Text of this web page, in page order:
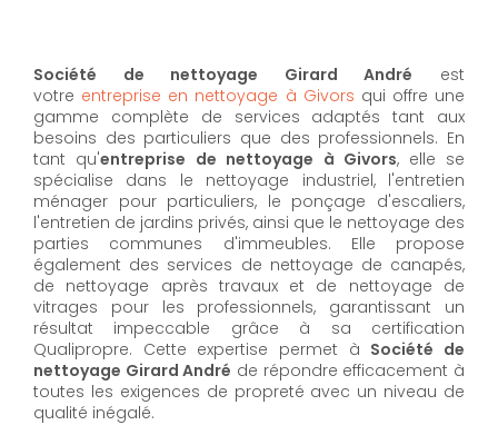
Société de nettoyage Girard André est
votre entreprise en nettoyage à Givors qui offre une
gamme complète de services adaptés tant aux
besoins des particuliers que des professionnels. En
tant qu'entreprise de nettoyage à Givors, elle se
spécialise dans le nettoyage industriel, l'entretien
ménager pour particuliers, le ponçage d'escaliers,
l'entretien de jardins privés, ainsi que le nettoyage des
parties communes d'immeubles. Elle propose
également des services de nettoyage de canapés,
de nettoyage après travaux et de nettoyage de
vitrages pour les professionnels, garantissant un
résultat impeccable grâce à sa certification
Qualipropre. Cette expertise permet à Société de
nettoyage Girard André de répondre efficacement à
toutes les exigences de propreté avec un niveau de
qualité inégalé.